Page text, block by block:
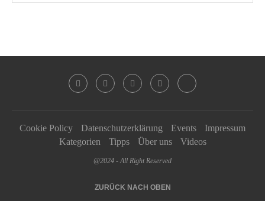
Cookie Policy Datenschutzerklärung Events
Impressum
Kategorien
Tipps Über uns Videos
@2024 - All Right Reserved
ZURÜCK NACH OBEN